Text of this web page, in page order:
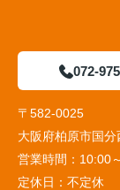
072-
〒582-0025
大阪府柏原市国
営業時間： 10:00
定休日： 不定休